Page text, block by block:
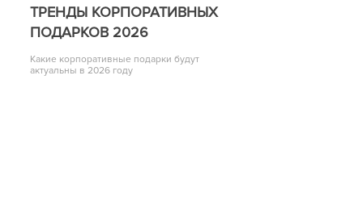
ТРЕНДЫ КОРПОРАТИВНЫХ
ПОДАРКОВ 2026
Какие корпоративные подарки будут
актуальны в 2026 году